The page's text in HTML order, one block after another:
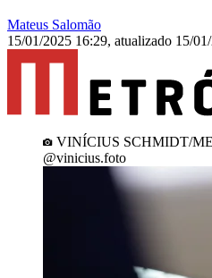
Mateus Salomão
15/01/2025 16:29, atualizado 15/
VINÍCIUS SCHMIDT/
@vinicius.foto